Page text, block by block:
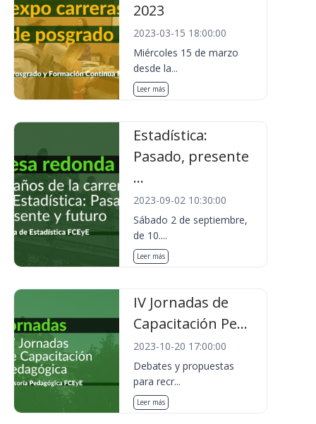
2023
2023-03-15 18:00:00
Miércoles 15 de marzo
desde la...
Leer más
Estadística:
Pasado, presente
...
2023-09-02 10:30:00
Sábado 2 de septiembre,
de 10....
Leer más
IV Jornadas de
Capacitación Pe...
2023-10-20 17:00:00
Debates y propuestas
para recr...
Leer más